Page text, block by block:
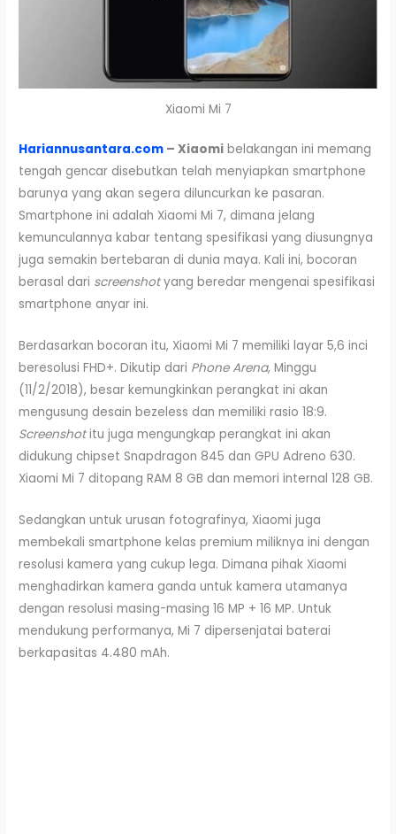
Xiaomi Mi 7
Hariannusantara.com – Xiaomi belakangan ini memang
tengah gencar disebutkan telah menyiapkan smartphone
barunya yang akan segera diluncurkan ke pasaran.
Smartphone ini adalah Xiaomi Mi 7, dimana jelang
kemunculannya kabar tentang spesifikasi yang diusungnya
juga semakin bertebaran di dunia maya. Kali ini, bocoran
berasal dari screenshotyang beredar mengenai spesifikasi
smartphone anyar ini.
Berdasarkan bocoran itu, Xiaomi Mi 7 memiliki layar 5,6 inci
beresolusi FHD+. Dikutip dari Phone Arena, Minggu
(11/2/2018), besar kemungkinkan perangkat ini akan
mengusung desain bezeless dan memiliki rasio 18:9.
Screenshotitu juga mengungkap perangkat ini akan
didukung chipset Snapdragon 845 dan GPU Adreno 630.
Xiaomi Mi 7 ditopang RAM 8 GB dan memori internal 128 GB.
Sedangkan untuk urusan fotografinya, Xiaomi juga
membekali smartphone kelas premium miliknya ini dengan
resolusi kamera yang cukup lega. Dimana pihak Xiaomi
menghadirkan kamera ganda untuk kamera utamanya
dengan resolusi masing-masing 16 MP + 16 MP. Untuk
mendukung performanya, Mi 7 dipersenjatai baterai
berkapasitas 4.480 mAh.